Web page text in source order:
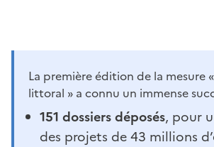
La première édition de la mesure
littoral » a connu un immense
151 dossiers déposés, pour
des projets de 43 millions